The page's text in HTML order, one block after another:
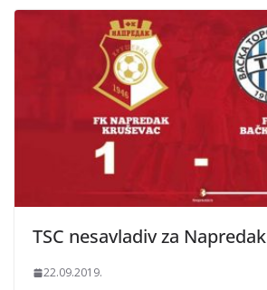
TSC nesavladiv za Napredak
22.09.2019.